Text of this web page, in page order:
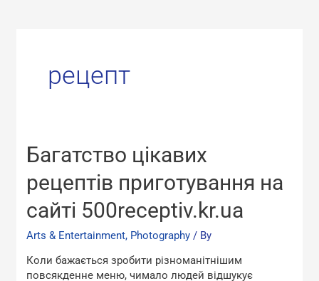
рецепт
Багатство цікавих
рецептів приготування на
сайті 500receptiv.kr.ua
Arts & Entertainment, Photography / By
Коли бажається зробити різноманітнішим
повсякденне меню, чимало людей відшукує
Багатство
цікавих
рецептів
приготування
на
сайті
500receptiv.kr.ua